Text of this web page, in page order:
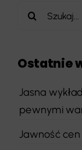
Szukaj
Ostatnie
Jasna
pewnymi
Jawność